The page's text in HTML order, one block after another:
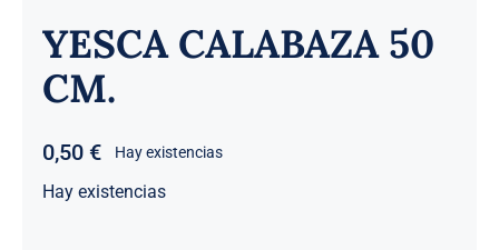
YESCA CALABAZA 50
CM.
0,50 € Hay existencias
Hay existencias